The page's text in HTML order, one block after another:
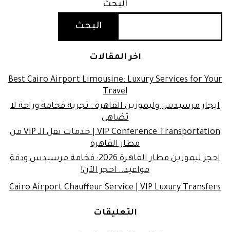
البحث
البحث
اخر المقالات
Best Cairo Airport Limousine: Luxury Services for Your
Travel
ايجار مرسيدس وليموزين القاهرة : تجربة فخامة وراحة لا
تضاهى
VIP Conference Transportation | خدمات نقل الـ VIP من
مطار القاهرة
احجز ليموزين مطار القاهرة 2026: فخامة مرسيدس ودقة
مواعيد.. احجز الآن!
Cairo Airport Chauffeur Service | VIP Luxury Transfers
التعليقات